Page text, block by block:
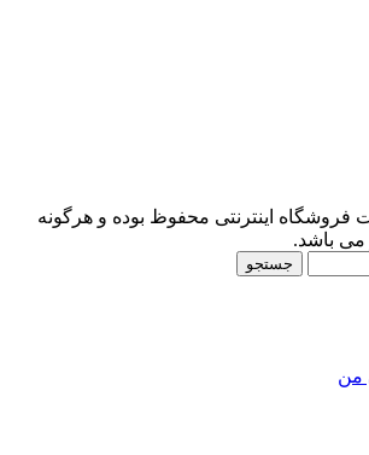
فروشگاه اینترنتی محفوظ بوده و هرگونه
می باشد.
جستجو
من